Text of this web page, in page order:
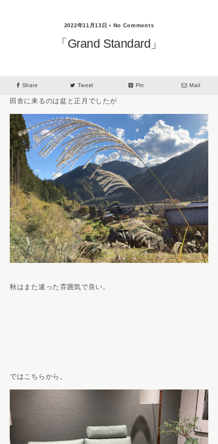
2022年11月13日 • No Comments
「Grand Standard」
Share Tweet Pin Mail
田舎に来るのは盆と正月でしたが
秋はまた違った雰囲気で良い。
ではこちらから。